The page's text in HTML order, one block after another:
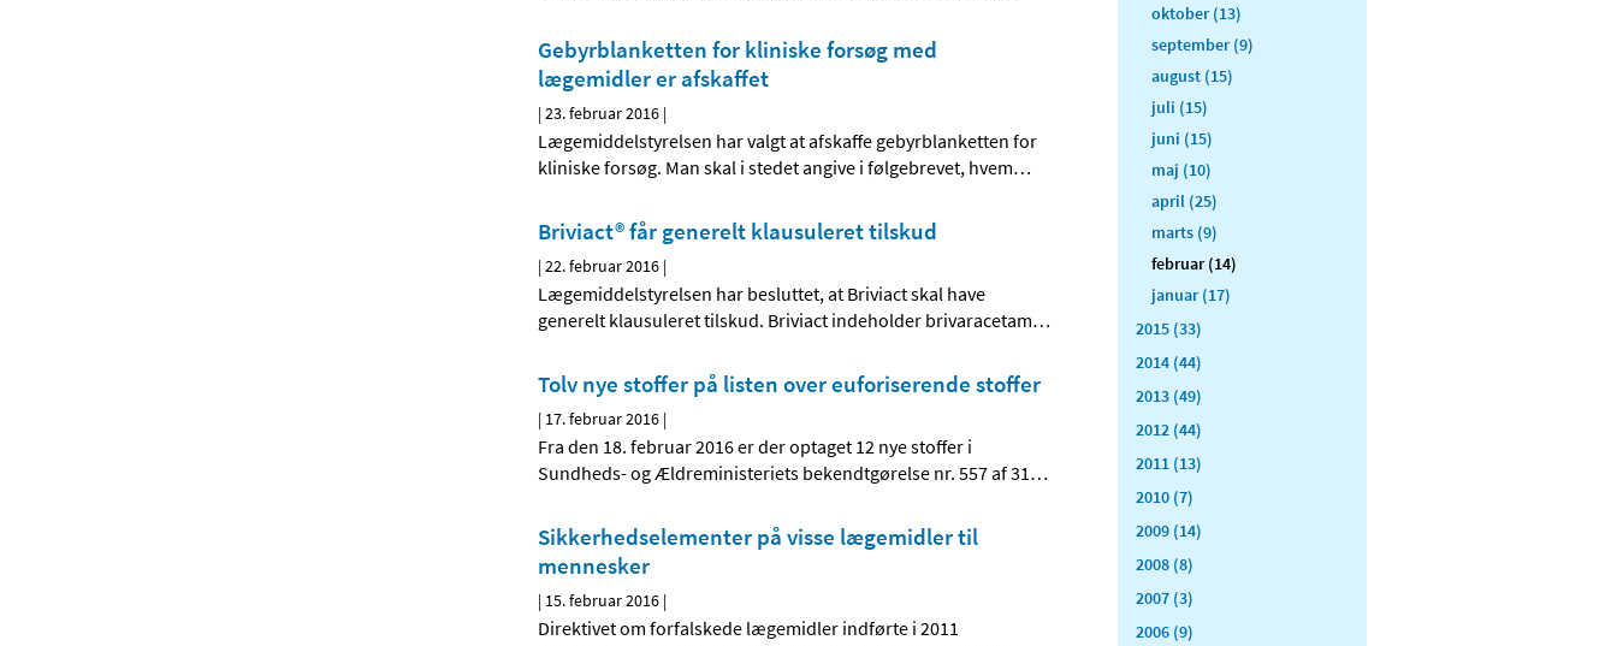
Gebyrblanketten for kliniske forsøg med
lægemidler er afskaffet
|23. februar 2016 |
Lægemiddelstyrelsen har valgt at afskaffe gebyrblanketten for
kliniske forsøg. Man skal i stedet angive i følgebrevet, hvem…
Briviact® får generelt klausuleret tilskud
|22. februar 2016 |
Lægemiddelstyrelsen har besluttet, at Briviact skal have
generelt klausuleret tilskud. Briviact indeholder brivaracetam…
Tolv nye stoffer på listen over euforiserende stoffer
| 17. februar 2016 |
Fra den 18. februar 2016 er der optaget 12 nye stoffer i
Sundheds- og Ældreministeriets bekendtgørelse nr. 557 af 31…
Sikkerhedselementer på visse lægemidler til
mennesker
| 15. februar 2016 |
Direktivet om forfalskede lægemidler indførte i 2011
oktober (13)
september (9)
august (15)
juli (15)
juni (15)
maj (10)
april (25)
marts (9)
februar (14)
januar (17)
2015 (33)
2014 (44)
2013 (49)
2012 (44)
2011 (13)
2010 (7)
2009 (14)
2008 (8)
2007 (3)
2006 (9)